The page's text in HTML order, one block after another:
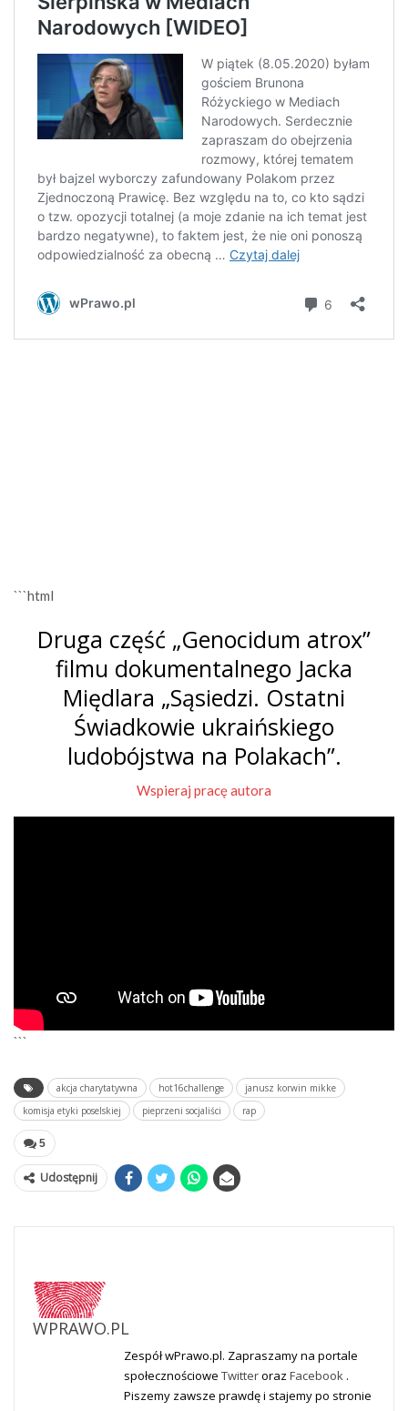
```html
Druga część „Genocidum atrox”
filmu dokumentalnego Jacka
Międlara „Sąsiedzi. Ostatni
Świadkowie ukraińskiego
ludobójstwa na Polakach”.
Wspieraj pracę autora
```
akcja charytatywna hot16challenge
janusz korwin mikke
komisja etyki poselskiej
pieprzeni socjaliści rap
5
Udostępnij
WPRAWO.PL
Zespół wPrawo.pl. Zapraszamy na portale
społecznościowe Twitteroraz Facebook .
Piszemy zawsze prawdę i stajemy po stronie